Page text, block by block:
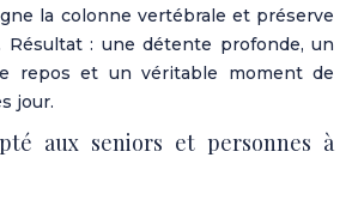
la colonne vertébrale et préserve
Résultat : une détente profonde, un
repos et un véritable moment de
jour.
aux seniors et personnes à